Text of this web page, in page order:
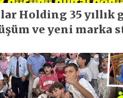
Holding 35 yıllık
ve yeni marka